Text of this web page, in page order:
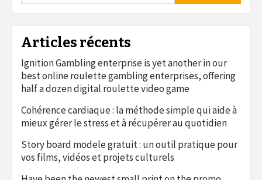
Articles récents
Ignition Gambling enterprise is yet another in our
best online roulette gambling enterprises, offering
half a dozen digital roulette video game
Cohérence cardiaque : la méthode simple qui aide à
mieux gérer le stress et à récupérer au quotidien
Story board modele gratuit : un outil pratique pour
vos films, vidéos et projets culturels